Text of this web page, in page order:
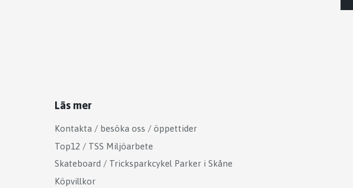
Läs mer
Kontakta / besöka oss / öppettider
Top12 / TSS Miljöarbete
Skateboard / Tricksparkcykel Parker i Skåne
Köpvillkor